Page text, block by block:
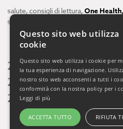
salute, consigli di lettura, One Health,
scienza
2026 2025 2024
2020 2019 2018
2014 2013
Questo sito web utilizza
cookie
Questo sito web utilizza i cookie per
la tua esperienza di navigazione.
nostro sito web acconsenti a tutti i
conformità con la nostra policy per i
Leggi di più
ACCETTA TUTTO RIFIUTA